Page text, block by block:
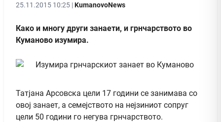
25.11.2015 10:25 |KumanovoNews
Како и многу други занаети, и грнчарството во
Куманово изумира.
Татјана Арсовска цели 17 години се занимава со
овој занает, а семејството на нејзиниот сопруг
цели 50 години го негува грнчарството.